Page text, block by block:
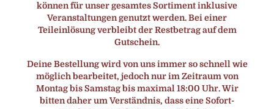
können für unser gesamtes Sortiment inklusive
Veranstaltungen genutzt werden. Bei einer
Teileinlösung verbleibt der Restbetrag auf dem
Gutschein.
Deine Bestellung wird von uns immer so schnell wie
möglich bearbeitet, jedoch nur im Zeitraum von
Montag bis Samstag bis maximal 18:00 Uhr. Wir
bitten daher um Verständnis, dass eine Sofort-